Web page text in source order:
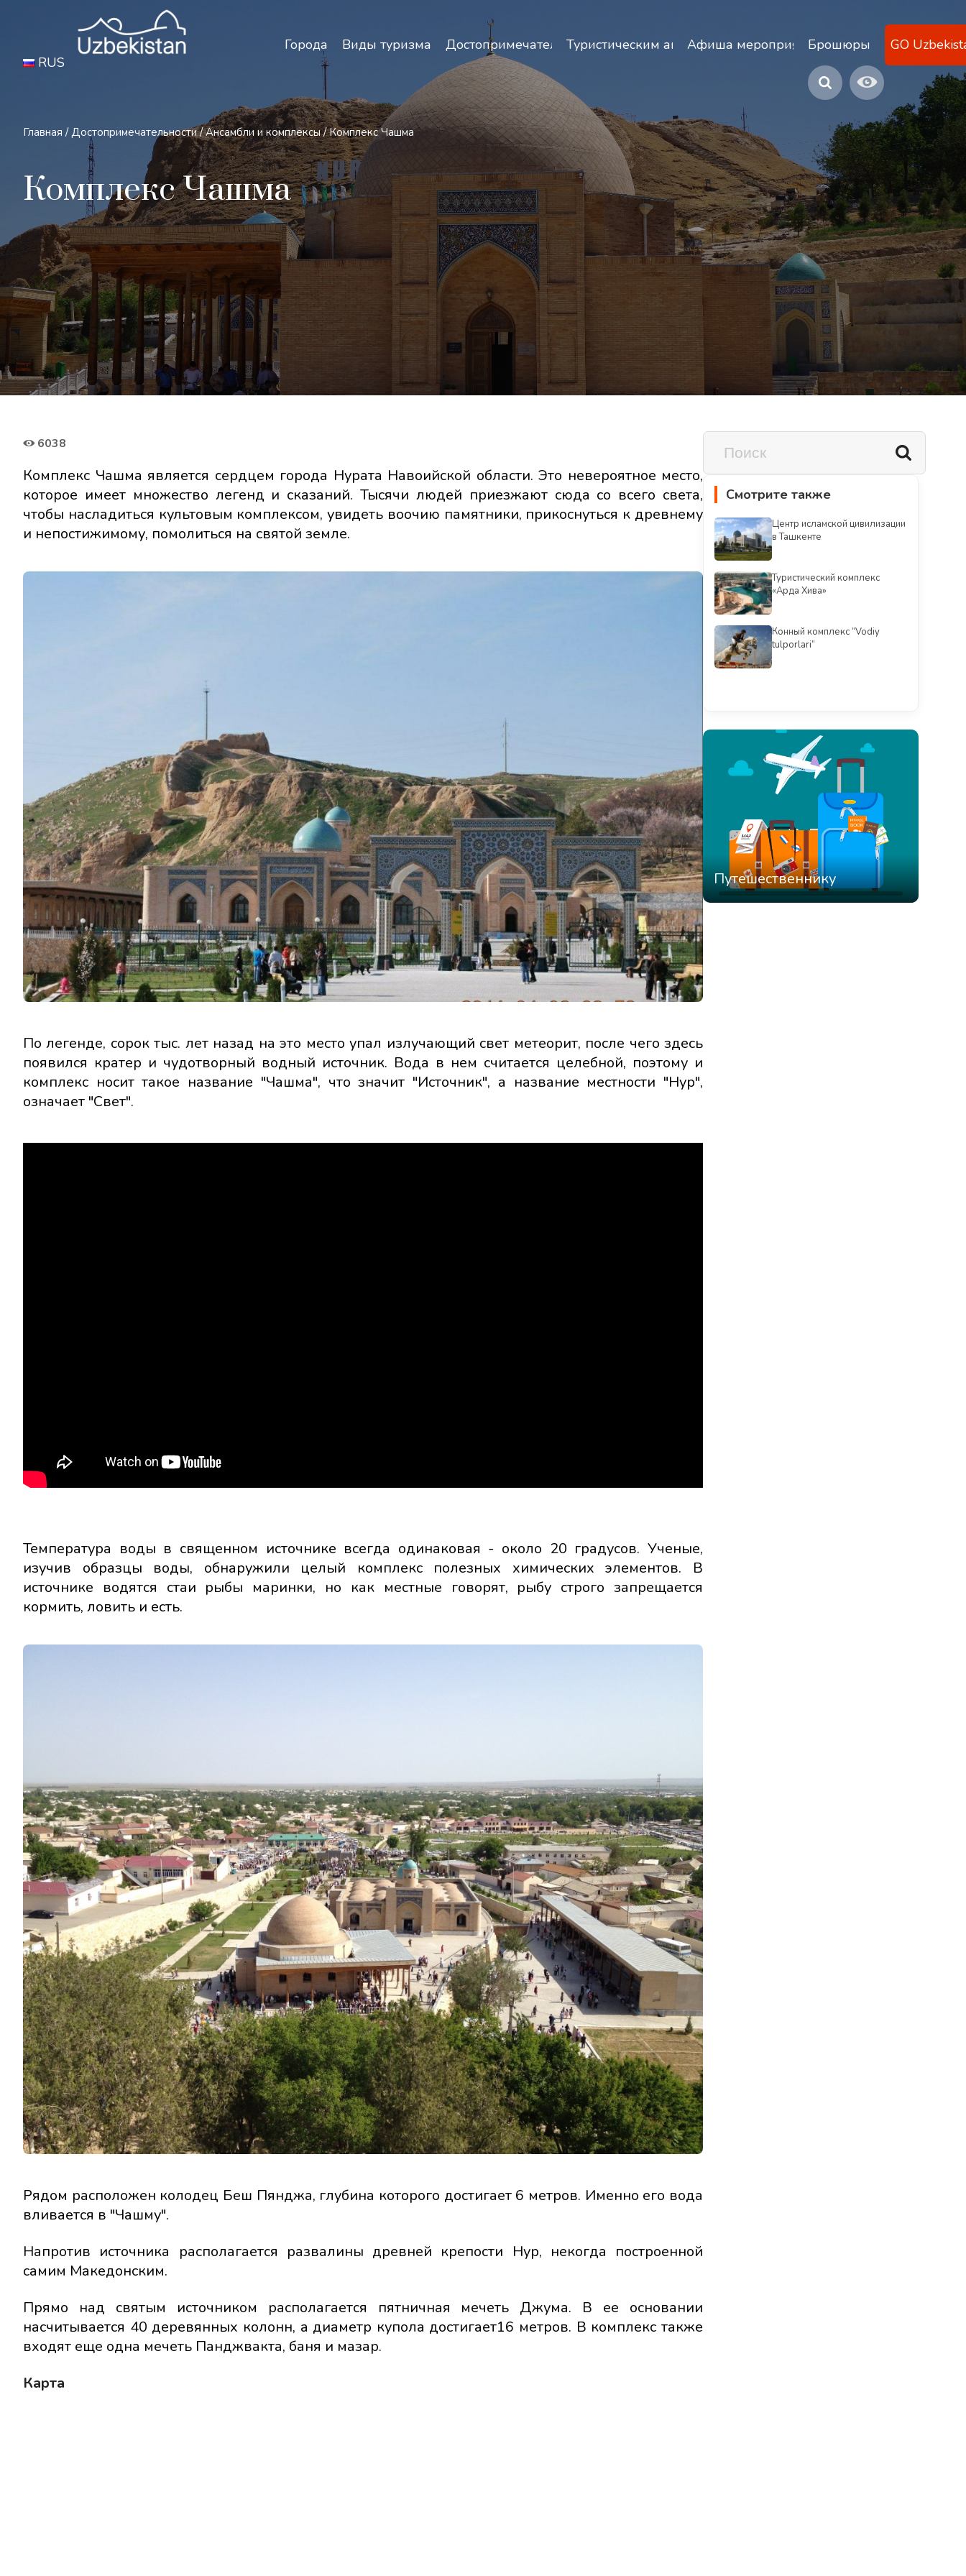
Безопасность и особенности путешествий по Узбекистану
Города
Виды туризма ДостопримечательностиТуристическим агентствамАфиша мероприятийБрошюры
GO
RUS
Главная / Достопримечательности / Ансамбли и комплексы / Комплекс Чашма
Комплекс Чашма
6038
Комплекс Чашма является сердцем города Нурата Навоийской области. Это невероятное место,
которое имеет множество легенд и сказаний. Тысячи людей приезжают сюда со всего света,
чтобы насладиться культовым комплексом, увидеть воочию памятники, прикоснуться к древнему
и непостижимому, помолиться на святой земле.
По легенде, сорок тыс. лет назад на это место упал излучающий свет метеорит, после чего здесь
появился кратер и чудотворный водный источник. Вода в нем считается целебной, поэтому и
комплекс носит такое название "Чашма", что значит "Источник", а название местности "Нур",
означает "Свет".
Температура воды в священном источнике всегда одинаковая - около 20 градусов. Ученые,
изучив образцы воды, обнаружили целый комплекс полезных химических элементов. В
источнике водятся стаи рыбы маринки, но как местные говорят, рыбу строго запрещается
кормить, ловить и есть.
Рядом расположен колодец Беш Пянджа, глубина которого достигает 6 метров. Именно его вода
вливается в "Чашму".
Напротив источника располагается развалины древней крепости Нур, некогда построенной
самим Македонским.
Прямо над святым источником располагается пятничная мечеть Джума. В ее основании
насчитывается 40 деревянных колонн, а диаметр купола достигает16 метров. В комплекс также
входят еще одна мечеть Панджвакта, баня и мазар.
Карта
Смотрите также
Центр исламской цивилизации
в Ташкенте
Туристический комплекс
«Арда Хива»
Конный комплекс “Vodiy
tulporlari”
Путешественнику